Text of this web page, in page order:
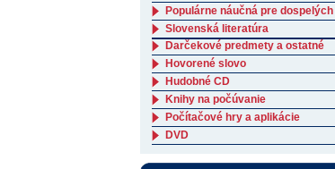
Populárne náučná pre dospelých
Slovenská literatúra
Darčekové predmety a ostatné
Hovorené slovo
Hudobné CD
Knihy na počúvanie
Počítačové hry a aplikácie
DVD